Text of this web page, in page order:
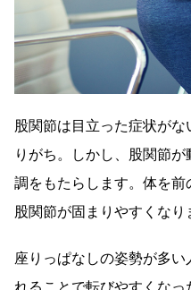
股関節は目立った症状が
りがち。しかし、股関節
調をもたらします。体を前
股関節が固まりやすくなり
座りっぱなしの姿勢が多